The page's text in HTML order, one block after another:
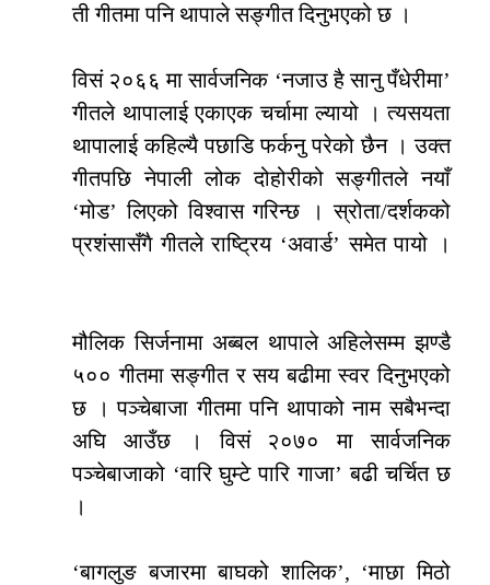
ती गीतमा पनि थापाले सङ्गीत दिनुभएको छ ।
विसं २०६६ मा सार्वजनिक ‘नजाउ है सानु पँधेरीमा’
गीतले थापालाई एकाएक चर्चामा ल्यायो । त्यसयता
थापालाई कहिल्यै पछाडि फर्कनु परेको छैन । उक्त
गीतपछि नेपाली लोक दोहोरीको सङ्गीतले नयाँ
‘मोड’ लिएको विश्वास गरिन्छ । स्रोता/दर्शकको
प्रशंसासँगै गीतले राष्ट्रिय ‘अवार्ड’ समेत पायो ।
मौलिक सिर्जनामा अब्बल थापाले अहिलेसम्म झण्डै
५०० गीतमा सङ्गीत र सय बढीमा स्वर दिनुभएको
छ । पञ्चेबाजा गीतमा पनि थापाको नाम सबैभन्दा
अघि आउँछ । विसं २०७० मा सार्वजनिक
पञ्चेबाजाको ‘वारि घुम्टे पारि गाजा’ बढी चर्चित छ
।
‘बागलुङ बजारमा बाघको शालिक’, ‘माछा मिठो